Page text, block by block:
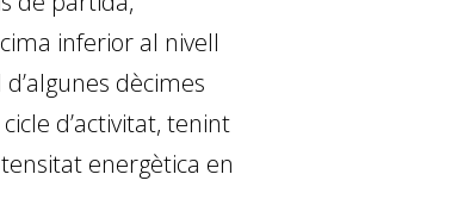
inferior al nivell
dècimes
d’activitat, tenint
energètica en